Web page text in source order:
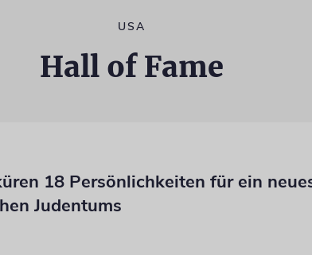
USA
Hall of Fame
18 Persönlichkeiten für ein
Judentums